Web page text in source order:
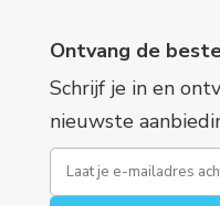
Ontvang de
Schrijf je in en
nieuwste